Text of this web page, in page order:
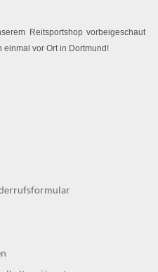
Reitsportshop vorbeigeschaut
einmal vor Ort in Dortmund!